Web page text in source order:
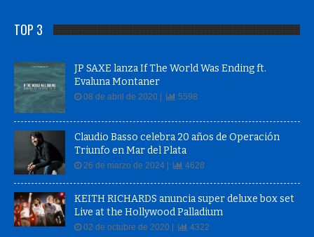
TOP 3
JP SAXE lanza If The World Was Ending ft.
Evaluna Montaner
08 de abril de 2020 | 5598
Claudio Basso celebra 20 años de Operación
Triunfo en Mar del Plata
26 de marzo de 2024 | 4628
KEITH RICHARDS anuncia super deluxe box set
Live at the Hollywood Palladium
02 de octubre de 2020 | 4322